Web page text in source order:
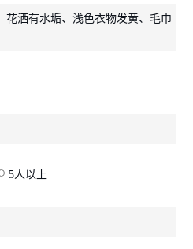
花洒有水垢、浅色衣物发黄、毛巾
5人以上